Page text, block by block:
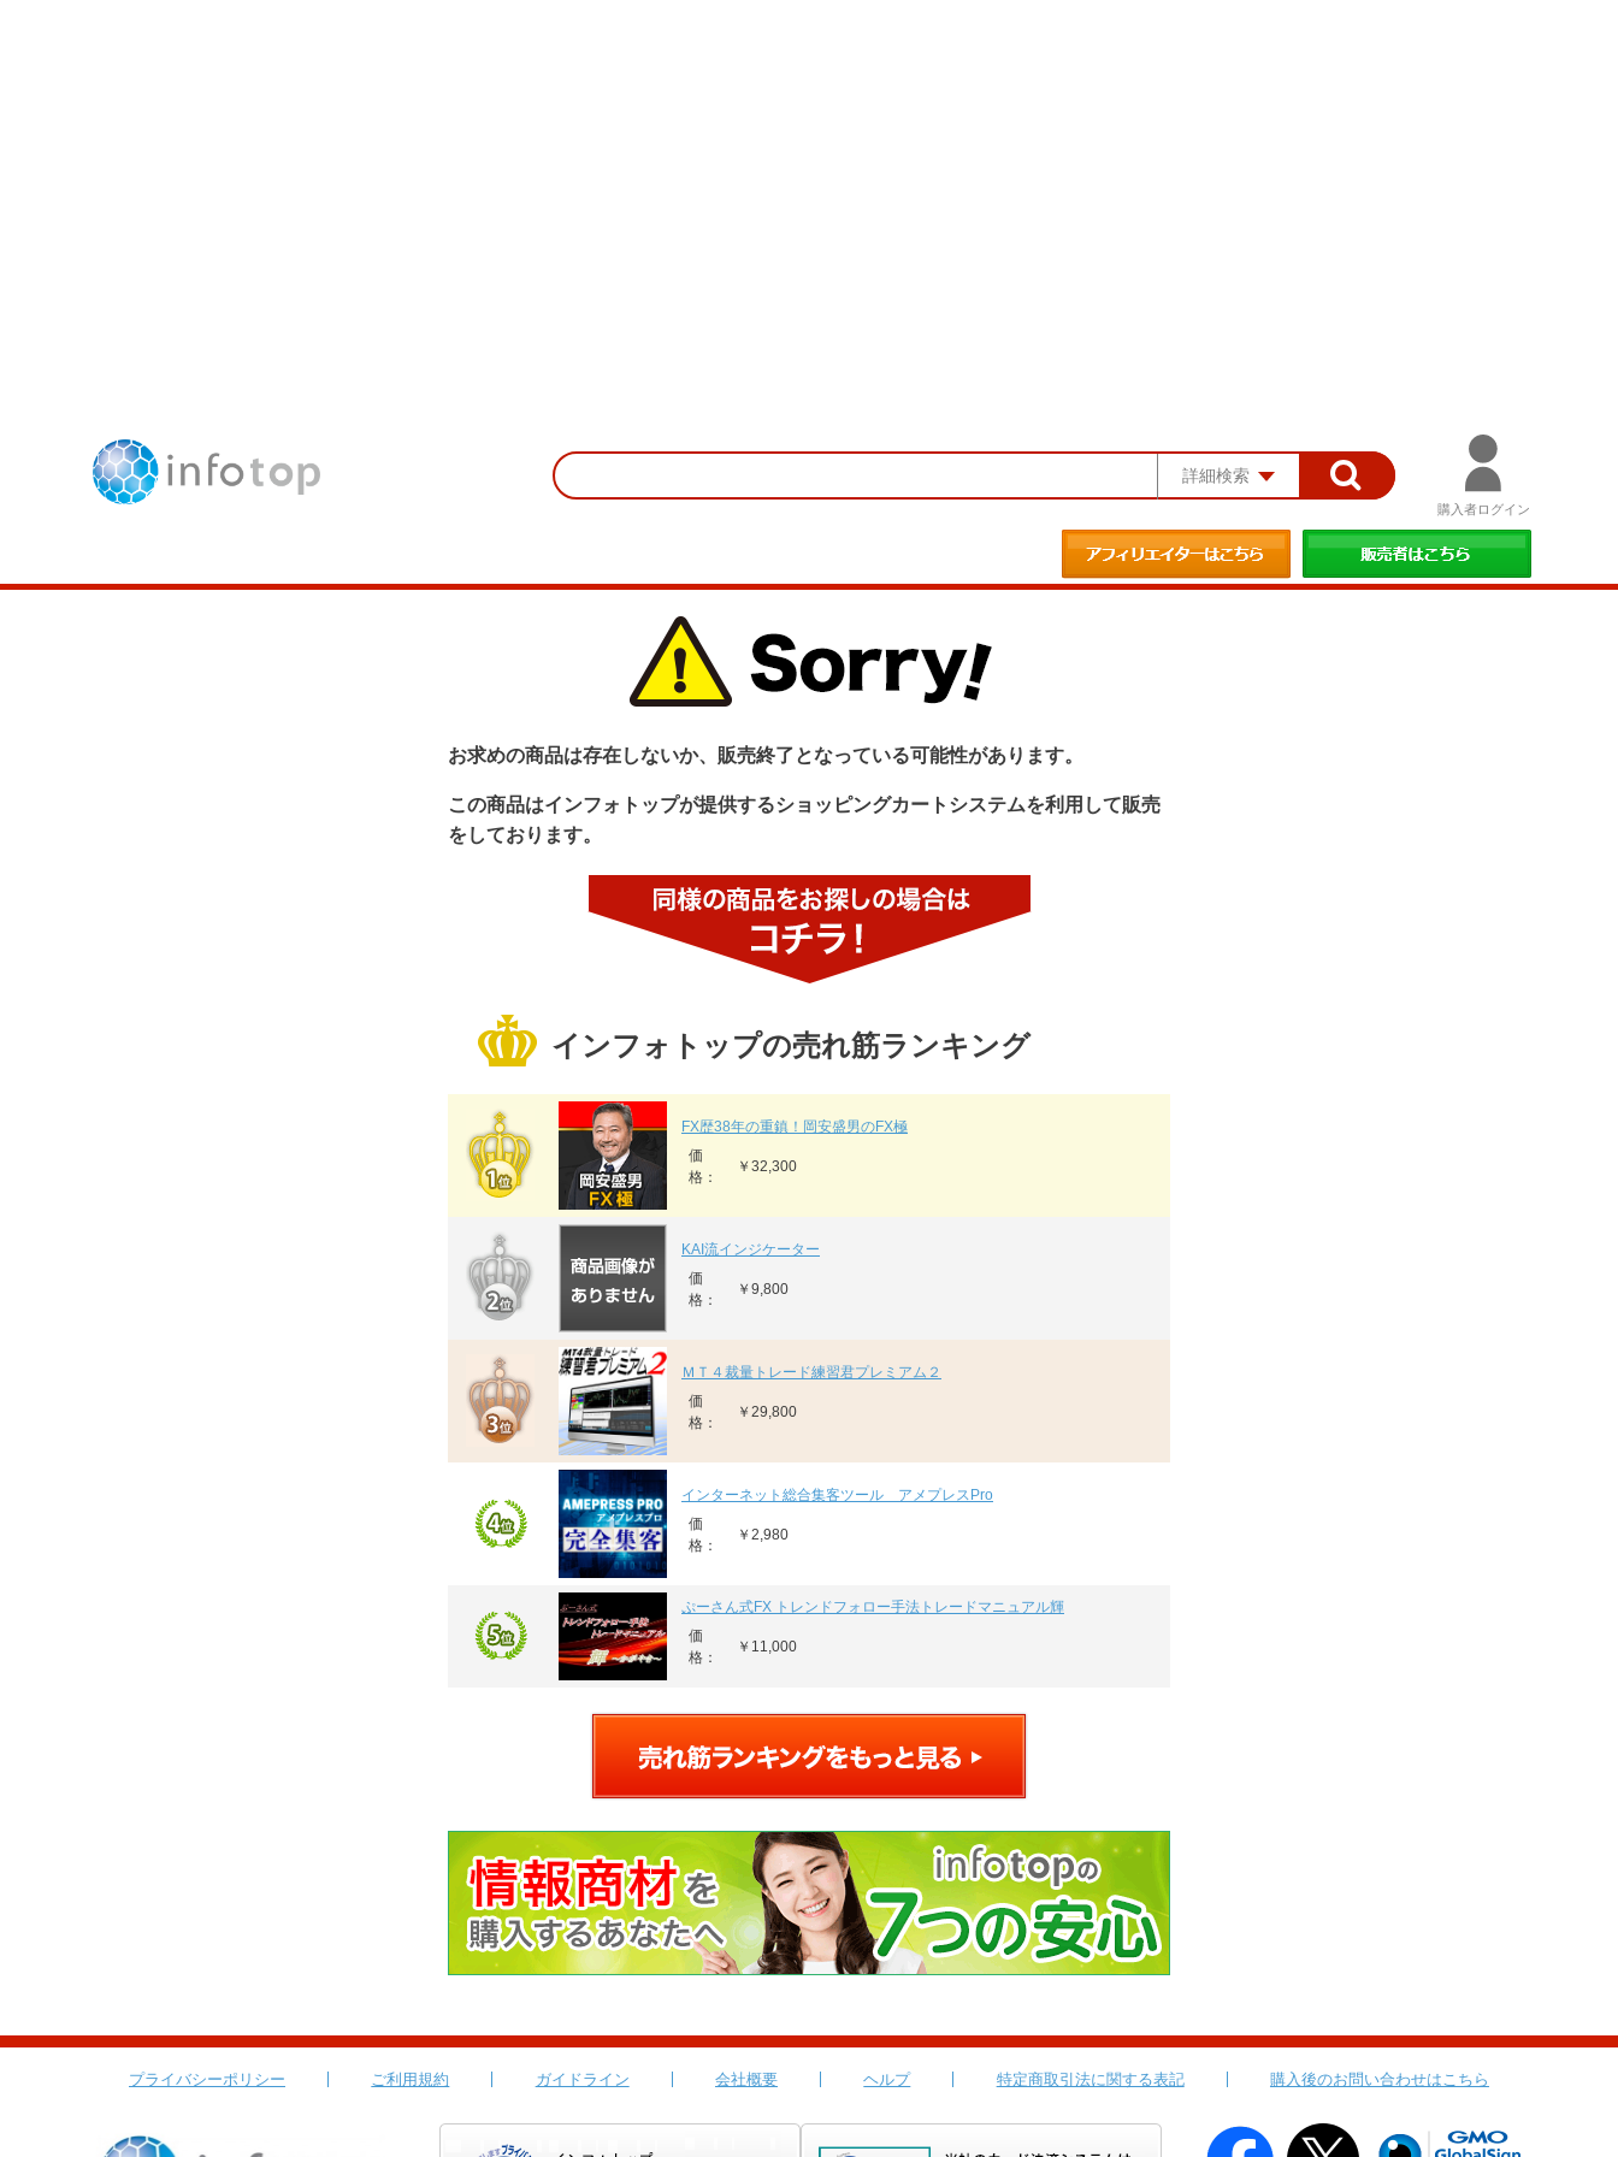
詳細検索
購入者ログイン
お求めの商品は存在しないか、販売終了となっている可能性があります。
この商品はインフォトップが提供するショッピングカートシステムを利用して販売
をしております。
インフォトップの売れ筋ランキング
FX歴38年の重鎮！岡安盛男のFX極
価
格：
￥32,300
KAI流インジケーター
価
格：
￥9,800
ＭＴ４裁量トレード練習君プレミアム２
価
格：
￥29,800
インターネット総合集客ツール アメプレスPro
価
格：
￥2,980
ぷーさん式FX トレンドフォロー手法トレードマニュアル輝
価
格：
￥11,000
プライバシーポリシー ご利用規約 ガイドライン 会社概要 ヘルプ 特定商取引法に関する表記 購入後のお問い合わせはこちら